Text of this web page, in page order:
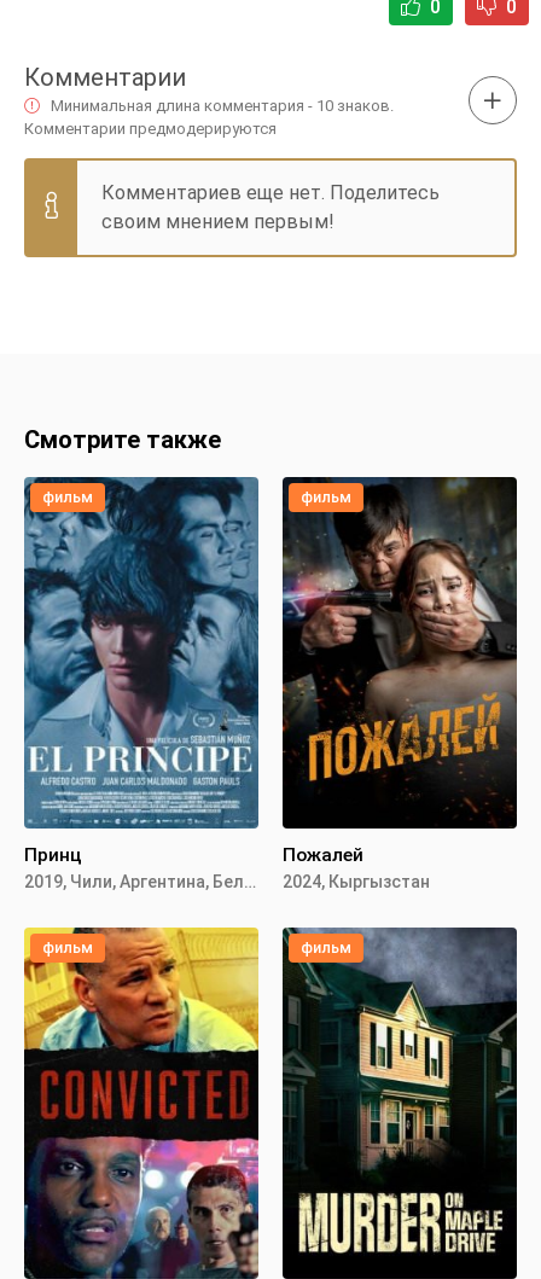
0 0
Комментарии
Минимальная длина комментария - 10 знаков.
Комментарии предмодерируются
Комментариев еще нет. Поделитесь
своим мнением первым!
Смотрите также
фильм
Принц
2019, Чили, Аргентина, Бельгия
фильм
Пожалей
2024, Кыргызстан
фильм фильм